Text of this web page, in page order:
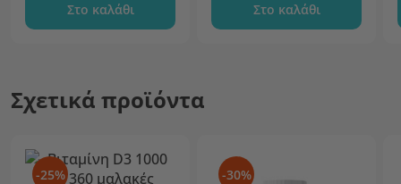
Στο καλάθι Στο καλάθι
Σχετικά προϊόντα
-25% -30%